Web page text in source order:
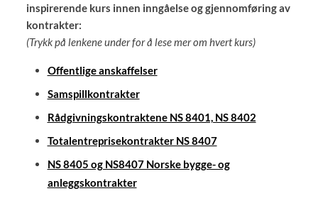
inspirerende kurs innen inngåelse og gjennomføring av
kontrakter:
(Trykk på lenkene under for å lese mer om hvert kurs)
Offentlige anskaffelser
Samspillkontrakter
Rådgivningskontraktene NS 8401, NS 8402
Totalentreprisekontrakter NS 8407
NS 8405 og NS8407 Norske bygge- og
anleggskontrakter